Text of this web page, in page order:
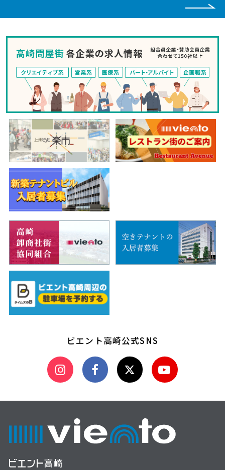
ビエント高崎公式SNS